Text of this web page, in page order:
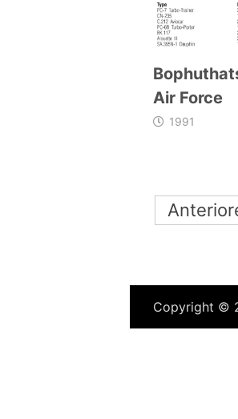
Air Force
1991
de
Copyright ©